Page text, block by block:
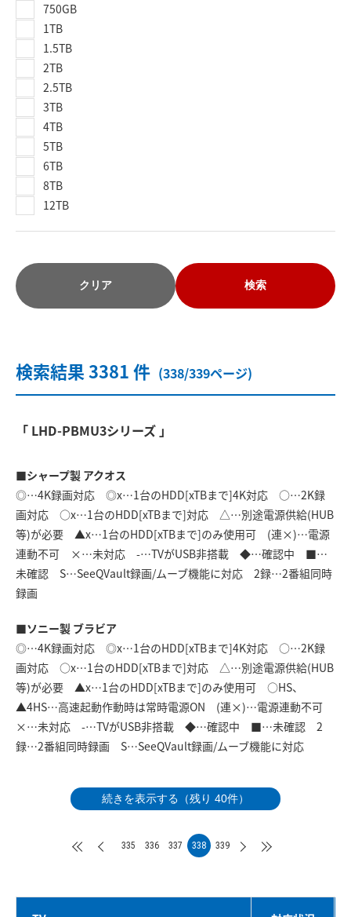
750GB
1TB
1.5TB
2TB
2.5TB
3TB
4TB
5TB
6TB
8TB
12TB
クリア 検索
検索結果 3381 件 (338/339ページ)
「 LHD-PBMU3シリーズ 」
■シャープ製 アクオス
◎…4K録画対応 ◎x…1台のHDD[xTBまで]4K対応 ○…2K録
画対応 ○x…1台のHDD[xTBまで]対応 △…別途電源供給(HUB
等)が必要 ▲x…1台のHDD[xTBまで]のみ使用可 (連×)…電源
連動不可 ×…未対応 -…TVがUSB非搭載 ◆…確認中 ■…
未確認 S…SeeQVault録画/ムーブ機能に対応 2録…2番組同時
録画
■ソニー製 ブラビア
◎…4K録画対応 ◎x…1台のHDD[xTBまで]4K対応 ○…2K録
画対応 ○x…1台のHDD[xTBまで]対応 △…別途電源供給(HUB
等)が必要 ▲x…1台のHDD[xTBまで]のみ使用可 ○HS、
▲4HS…高速起動作動時は常時電源ON (連×)…電源連動不可
×…未対応 -…TVがUSB非搭載 ◆…確認中 ■…未確認 2
録…2番組同時録画 S…SeeQVault録画/ムーブ機能に対応
続きを表示する（残り 40件）
335 336 337 338 339